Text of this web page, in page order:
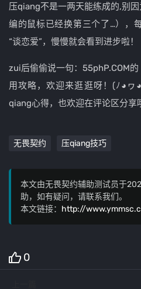
压qiang不是一两天能练成的,别
编的鼠标已经换第三个了…），
“谈恋爱”，慢慢就会看到进步啦！
zui后偷偷说一句：55phP.COM
用攻略，欢迎来逛逛呀！(ﾉ◕
qiang心得，也欢迎在评论区分享
无畏契约 压qiang技巧
本文由无畏契约辅助测试员于
助，如有疑问，请联系我们。
本文链接： http://
0